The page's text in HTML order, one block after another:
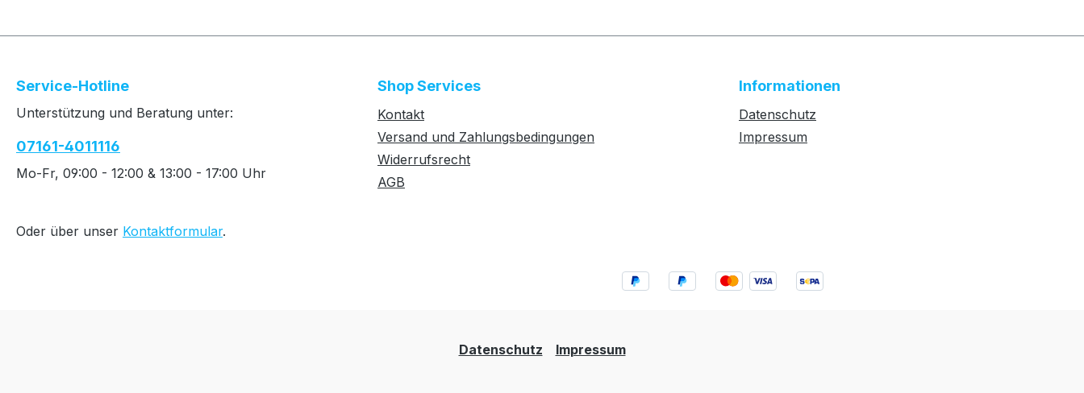
Service-Hotline
Unterstützung und Beratung unter:
07161-4011116
Mo-Fr, 09:00 - 12:00 & 13:00 - 17:00 Uhr
Oder über unser Kontaktformular.
Shop Services
Kontakt
Versand und Zahlungsbedingungen
Widerrufsrecht
AGB
Informationen
Datenschutz
Impressum
Datenschutz Impressum